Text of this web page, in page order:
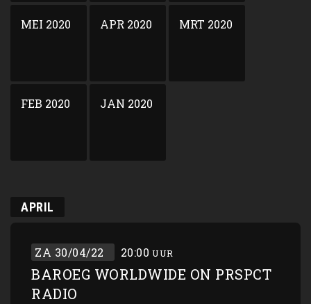
MEI 2020 APR 2020 MRT 2020
FEB 2020 JAN 2020
APRIL
ZA 30/04/22 20:00 UUR
BAROEG WORLDWIDE ON PRSPCT
RADIO